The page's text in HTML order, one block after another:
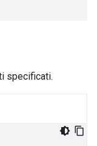
specificati.